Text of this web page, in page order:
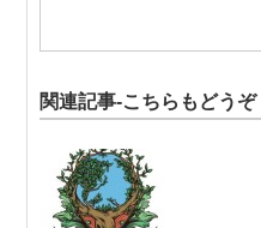
関連記事-こちらもどうぞ